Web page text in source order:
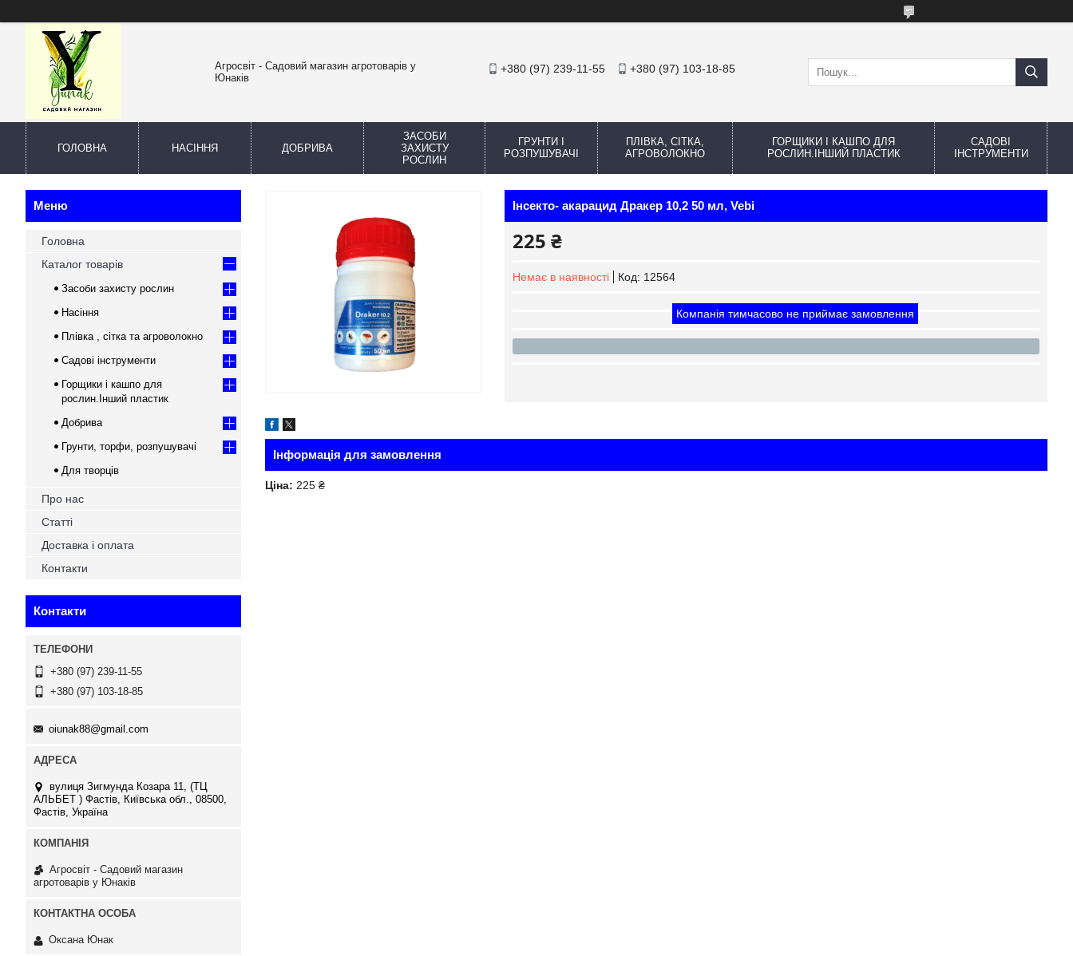
Агросвіт - Садовий магазин агротоварів у
Юнаків
+380 (97) 239-11-55 +380 (97) 103-18-85
ГОЛОВНА НАСІННЯ ДОБРИВА
ЗАСОБИ
ЗАХИСТУ
РОСЛИН
ГРУНТИ І
РОЗПУШУВАЧІ
ПЛІВКА, СІТКА,
АГРОВОЛОКНО
ГОРЩИКИ І КАШПО ДЛЯ
РОСЛИН.ІНШИЙ ПЛАСТИК
САДОВІ
ІНСТРУМЕНТИ
Інсекто- акарацид Дракер 10,2 50 мл, Vebi
225 ₴
Немає в наявності Код: 12564
Компанія тимчасово не приймає замовлення
Інформація для замовлення
Ціна: 225 ₴
Головна
Каталог товарів
Засоби захисту рослин
Насіння
Плівка , сітка та агроволокно
Садові інструменти
Горщики і кашпо для
рослин.Інший пластик
Добрива
Грунти, торфи, розпушувачі
Для творців
Про нас
Статті
Доставка і оплата
Контакти
Контакти
+380 (97) 239-11-55
+380 (97) 103-18-85
oiunak88@gmail.com
вулиця Зигмунда Козара 11, (ТЦ
АЛЬБЕТ ) Фастів, Київська обл., 08500,
Фастів, Україна
Агросвіт - Садовий магазин
агротоварів у Юнаків
Оксана Юнак